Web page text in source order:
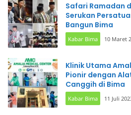
Safari Ramadan
Serukan
Bangun Bima
Kabar Bima 10 Maret
Klinik Utama
Pionir dengan
Canggih di Bima
Kabar Bima 11 Juli